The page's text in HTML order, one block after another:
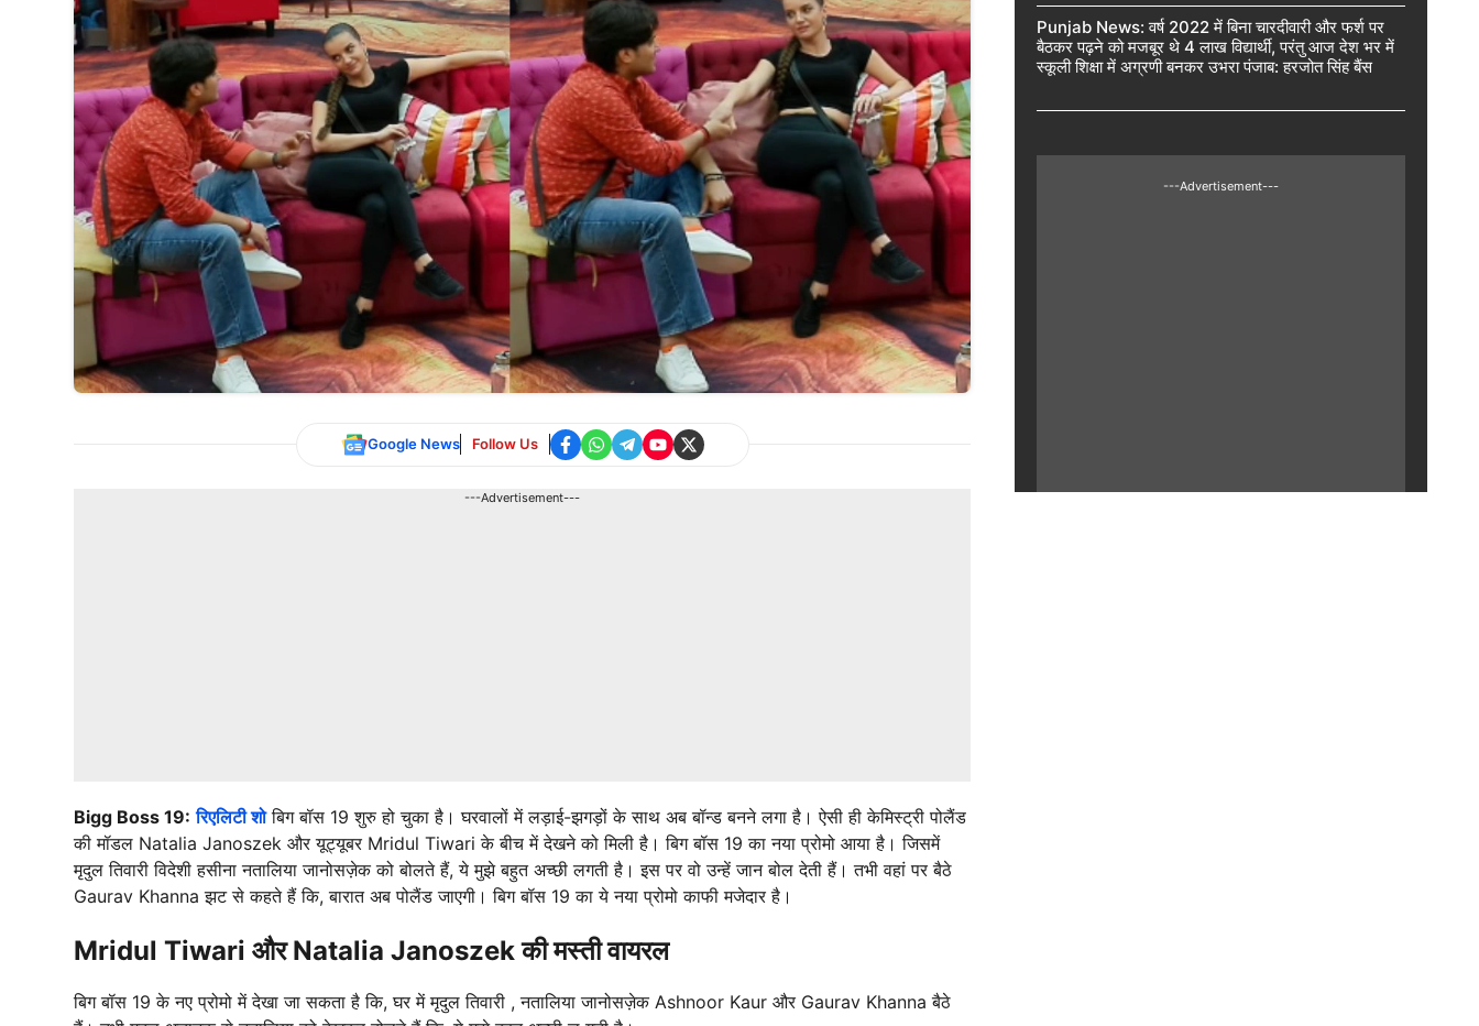
Google News Follow Us
---Advertisement---
Bigg Boss 19: रिएलिटी शोबिग बॉस 19 शुरु हो चुका है। घरवालों में लड़ाई-झगड़ों के साथ अब बॉन्ड बनने लगा है। ऐसी ही केमिस्ट्री पोलैंड
की मॉडल Natalia Janoszek और यूट्यूबर Mridul Tiwari के बीच में देखने को मिली है। बिग बॉस 19 का नया प्रोमो आया है। जिसमें
मृदुल तिवारी विदेशी हसीना नतालिया जानोसज़ेक को बोलते हैं, ये मुझे बहुत अच्छी लगती है। इस पर वो उन्हें जान बोल देती हैं। तभी वहां पर बैठे
Gaurav Khanna झट से कहते हैं कि, बारात अब पोलैंड जाएगी। बिग बॉस 19 का ये नया प्रोमो काफी मजेदार है।
Mridul Tiwari और Natalia Janoszek की मस्ती वायरल
बिग बॉस 19 के नए प्रोमो में देखा जा सकता है कि, घर में मृदुल तिवारी , नतालिया जानोसज़ेक Ashnoor Kaur और Gaurav Khanna बैठे
Punjab News: वर्ष 2022 में बिना चारदीवारी और फर्श पर
बैठकर पढ़ने को मजबूर थे 4 लाख विद्यार्थी, परंतु आज देश भर में
स्कूली शिक्षा में अग्रणी बनकर उभरा पंजाब: हरजोत सिंह बैंस
---Advertisement---